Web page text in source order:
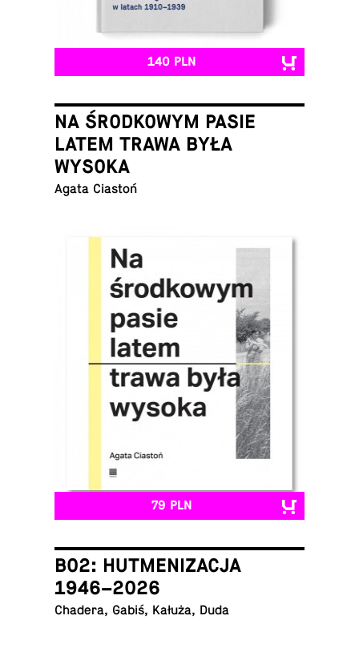
140 PLN
NA ŚRODKOWYM PASIE
LATEM TRAWA BYŁA
WYSOKA
Agata Ciastoń
79 PLN
B02: HUTMENIZACJA
1946–2026
Chadera, Gabiś, Kałuża, Duda